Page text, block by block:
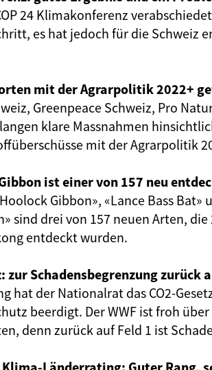
24 Klimakonferenz
es hat jedoch für die Schweiz
mit der Agrarpolitik 2022+
Greenpeace Schweiz, Pro
klare Massnahmen
mit der Agrarpolitik
ist einer von 157 neu
Gibbon», «Lance Bass Bat»
sind drei von 157 neuen Arten, die
entdeckt wurden.
zur Schadensbegrenzung zurück
hat der Nationalrat das CO2-
beerdigt. Der WWF ist froh über
denn zurück auf Feld 1 ist